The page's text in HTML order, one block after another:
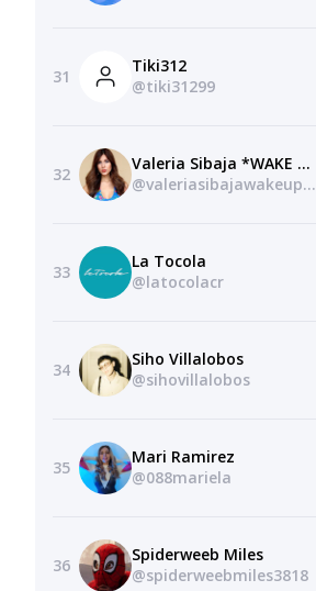
31
Tiki312
@tiki31299
32
Valeria Sibaja *WAKE UP*
@valeriasibajawakeup9020
33
La Tocola
@latocolacr
34
Siho Villalobos
@sihovillalobos
35
Mari Ramirez
@088mariela
36
Spiderweeb Miles
@spiderweebmiles3818